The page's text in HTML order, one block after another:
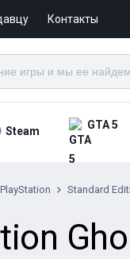
Контакты
Steam GTA 5
PlayStation Standard